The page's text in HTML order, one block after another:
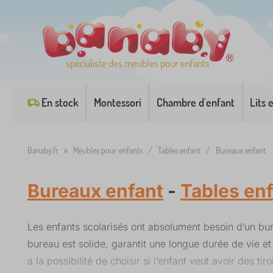
spécialiste des meubles pour enfants
En stock Montessori Chambre d'enfant Lits
Banaby.fr » Meubles pour enfants / Tables enfant / Bureaux enfant
Bureaux enfant - Tables
Les enfants scolarisés ont absolument besoin d’un
bureau est solide, garantit une longue durée de vie
a la possibilité de choisir si l’enfant veut avoir des